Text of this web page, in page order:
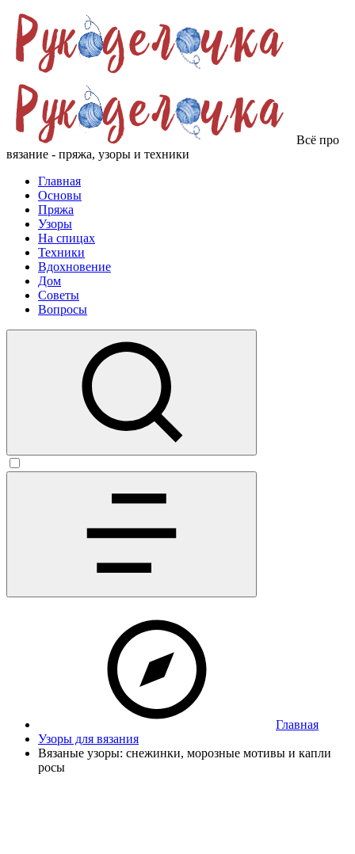
Всё про
вязание - пряжа, узоры и техники
Главная
Основы
Пряжа
Узоры
На спицах
Техники
Вдохновение
Дом
Советы
Вопросы
Главная
Узоры для вязания
Вязаные узоры: снежинки, морозные мотивы и капли
росы